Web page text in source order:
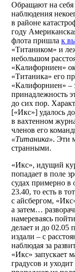
Обращают на
наблюдения
в районе
году
флота пришла к
«Титаником» и
небольшом
«Калифорниен»
«Титаника» его
«Калифорниен» –
принадлежность
до сих пор.
[«Икс»] удалось
в вахтенном
членов его
«Титаника». Эти
странными.
«Икс», идущий
попадает в поле
судах примерно в
23.40, то есть в
с айсбергом,
а затем…
намереваясь
делает и до 02.05
издали – с
наблюдая за
«Икс» запускает
градусов и